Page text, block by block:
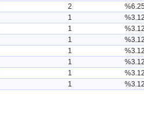
2
1 %3.12
1 %3.12
1 %3.12
1 %3.12
1 %3.12
1 %3.12
1 %3.12